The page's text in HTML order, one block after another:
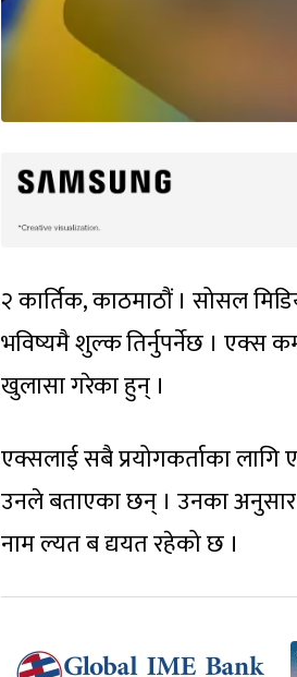
२ कार्तिक, काठमाठौं । सोसल
भविष्यमै शुल्क तिर्नुपर्नेछ । एक्स
खुलासा गरेका हुन् ।
एक्सलाई सबै प्रयोगकर्ताका लागि
उनले बताएका छन् । उनका
नाम ल्यत ब द्ययत रहेको छ ।